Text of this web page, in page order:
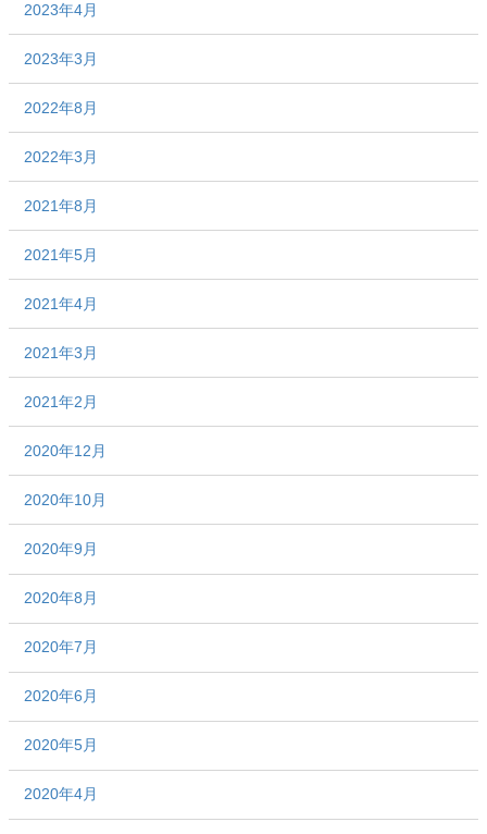
2023年4月
2023年3月
2022年8月
2022年3月
2021年8月
2021年5月
2021年4月
2021年3月
2021年2月
2020年12月
2020年10月
2020年9月
2020年8月
2020年7月
2020年6月
2020年5月
2020年4月